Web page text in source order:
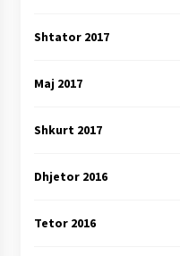
Shtator 2017
Maj 2017
Shkurt 2017
Dhjetor 2016
Tetor 2016